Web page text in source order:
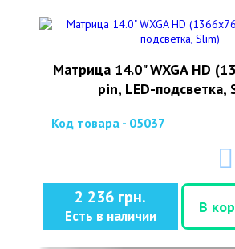
Матрица 14.0" WXGA HD
pin, LED-подсветка,
Код товара - 05037
2 236 грн.
Есть в наличии
В